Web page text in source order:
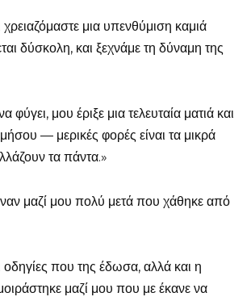
χρειαζόμαστε μια υπενθύμιση καμιά
δύσκολη, και ξεχνάμε τη δύναμη της
φύγει, μου έριξε μια τελευταία ματιά και
— μερικές φορές είναι τα μικρά
τα πάντα.»
μαζί μου πολύ μετά που χάθηκε από
οδηγίες που της έδωσα, αλλά και η
μαζί μου που με έκανε να